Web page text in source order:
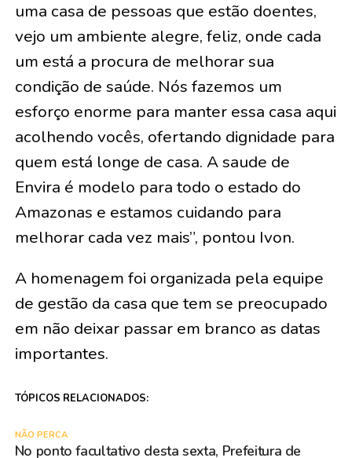
uma casa de pessoas que estão doentes,
vejo um ambiente alegre, feliz, onde cada
um está a procura de melhorar sua
condição de saúde. Nós fazemos um
esforço enorme para manter essa casa aqui
acolhendo vocês, ofertando dignidade para
quem está longe de casa. A saude de
Envira é modelo para todo o estado do
Amazonas e estamos cuidando para
melhorar cada vez mais”, pontou Ivon.
A homenagem foi organizada pela equipe
de gestão da casa que tem se preocupado
em não deixar passar em branco as datas
importantes.
TÓPICOS RELACIONADOS:
NÃO PERCA
No ponto facultativo desta sexta, Prefeitura de